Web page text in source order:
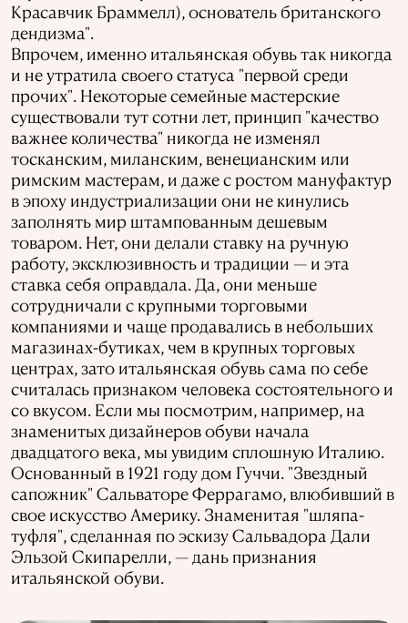
Красавчик Браммелл), основатель британского
дендизма".
Впрочем, именно итальянская обувь так никогда
и не утратила своего статуса "первой среди
прочих". Некоторые семейные мастерские
существовали тут сотни лет, принцип "качество
важнее количества" никогда не изменял
тосканским, миланским, венецианским или
римским мастерам, и даже с ростом мануфактур
в эпоху индустриализации они не кинулись
заполнять мир штампованным дешевым
товаром. Нет, они делали ставку на ручную
работу, эксклюзивность и традиции — и эта
ставка себя оправдала. Да, они меньше
сотрудничали с крупными торговыми
компаниями и чаще продавались в небольших
магазинах-бутиках, чем в крупных торговых
центрах, зато итальянская обувь сама по себе
считалась признаком человека состоятельного и
со вкусом. Если мы посмотрим, например, на
знаменитых дизайнеров обуви начала
двадцатого века, мы увидим сплошную Италию.
Основанный в 1921 году дом Гуччи. "Звездный
сапожник" Сальваторе Феррагамо, влюбивший в
свое искусство Америку. Знаменитая "шляпа-
туфля", сделанная по эскизу Сальвадора Дали
Эльзой Скипарелли, — дань признания
итальянской обуви.